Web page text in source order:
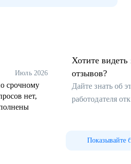
Июль 2026
срочному
нет,
Хотите видеть
отзывов?
Дайте знать об
работодателя
Показывайте